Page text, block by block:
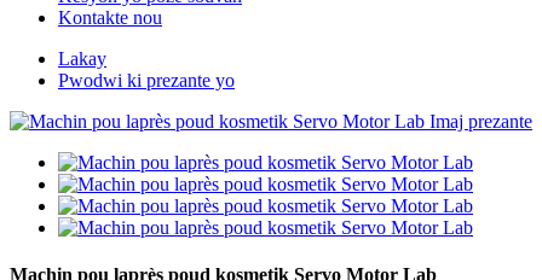
Kontakte nou
Lakay
Pwodwi ki prezante yo
Machin pou laprès poud kosmetik Servo Motor Lab